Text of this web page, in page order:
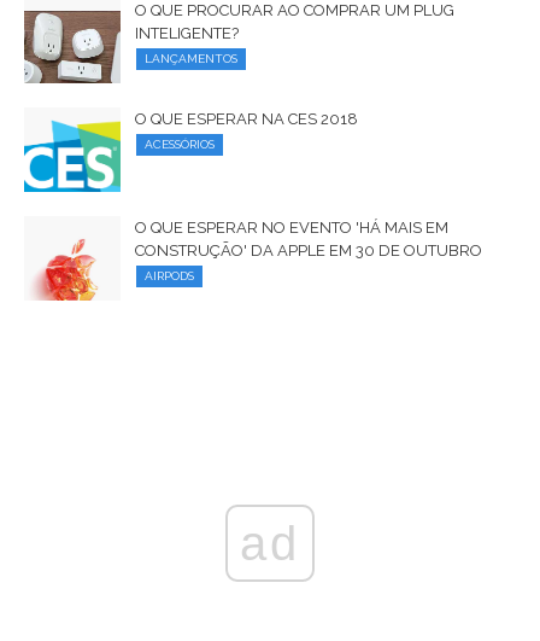
O QUE PROCURAR AO COMPRAR UM PLUG
INTELIGENTE?
LANÇAMENTOS
O QUE ESPERAR NA CES 2018
ACESSÓRIOS
O QUE ESPERAR NO EVENTO 'HÁ MAIS EM
CONSTRUÇÃO' DA APPLE EM 30 DE OUTUBRO
AIRPODS
ad